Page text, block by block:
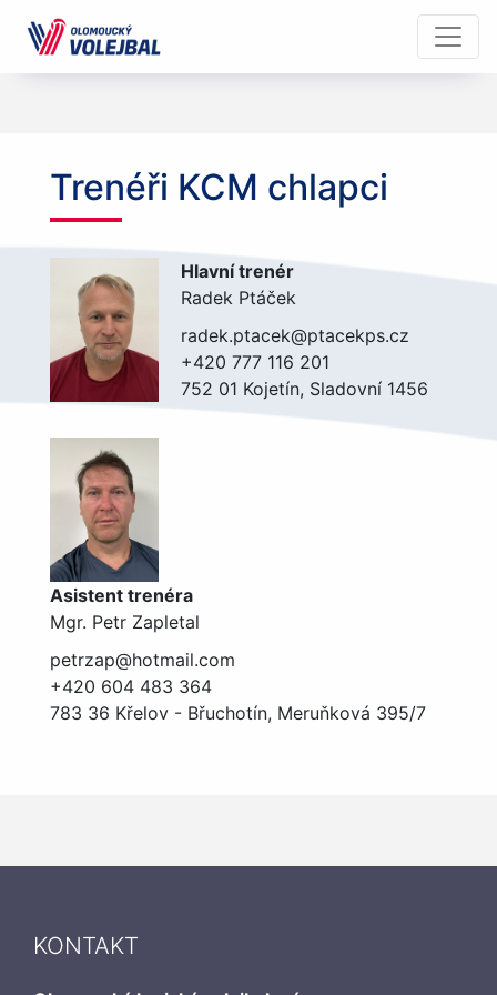
Trenéři KCM chlapci
Hlavní trenér
Radek Ptáček
radek.ptacek@ptacekps.cz
+420 777 116 201
752 01 Kojetín, Sladovní 1456
Asistent trenéra
Mgr. Petr Zapletal
petrzap@hotmail.com
+420 604 483 364
783 36 Křelov - Břuchotín, Meruňková 395/7
KONTAKT